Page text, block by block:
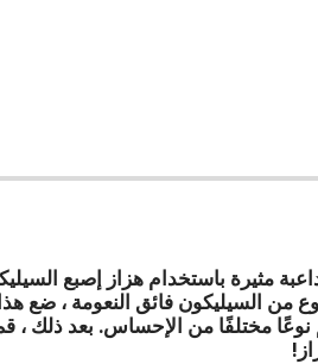
مثيرة باستخدام هزاز إصبع
من السيليكون فائق النعومة ، ضع
مختلفًا من الإحساس. بعد ذلك ،